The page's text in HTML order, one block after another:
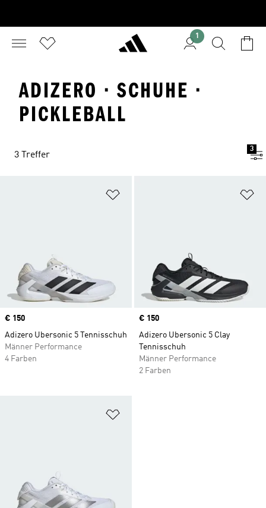
1
ADIZERO · SCHUHE ·
PICKLEBALL
3 Treffer
3
Price
€ 150
Adizero Ubersonic 5 Tennisschuh
Männer Performance
4 Farben
Price
€ 150
Adizero Ubersonic 5 Clay
Tennisschuh
Männer Performance
2 Farben